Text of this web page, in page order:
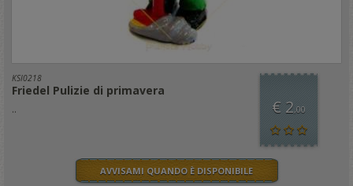
KSI0218
Friedel Pulizie di primavera
.. € 2,00
AVVISAMI QUANDO È DISPONIBILE